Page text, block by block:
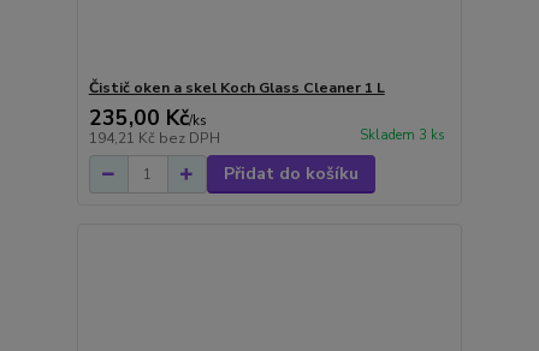
Čistič oken a skel Koch Glass Cleaner 1 L
235,00 Kč/ks
194,21 Kč bez DPH Skladem 3 ks
Přidat do košíku